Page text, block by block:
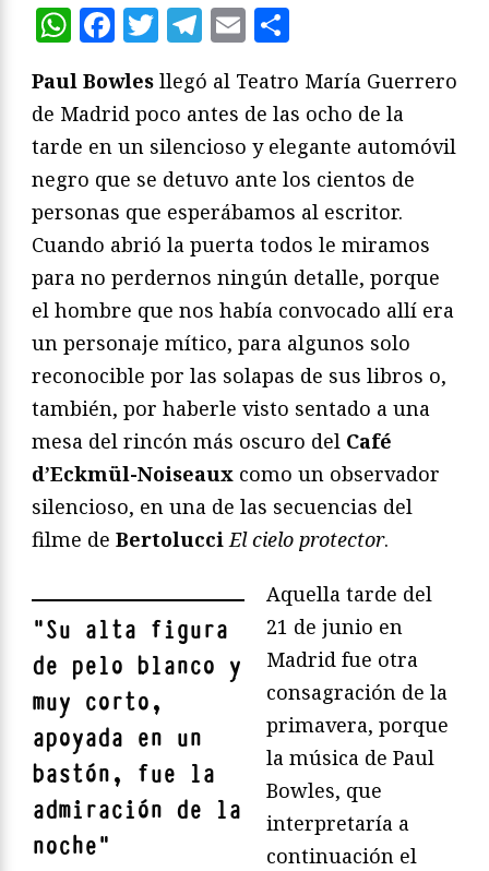
WhatsApp
Facebook
Twitter
Telegram
Email
Paul Bowles llegó al Teatro María Guerrero
de Madrid poco antes de las ocho de la
tarde en un silencioso y elegante automóvil
negro que se detuvo ante los cientos de
personas que esperábamos al escritor.
Cuando abrió la puerta todos le miramos
para no perdernos ningún detalle, porque
el hombre que nos había convocado allí era
un personaje mítico, para algunos solo
reconocible por las solapas de sus libros o,
también, por haberle visto sentado a una
mesa del rincón más oscuro del Café
d’Eckmül-Noiseaux como un observador
silencioso, en una de las secuencias del
filme de BertolucciEl cielo protector.
"Su alta figura
de pelo blanco y
muy corto,
apoyada en un
bastón, fue la
admiración de la
noche"
Aquella tarde del
21 de junio en
Madrid fue otra
consagración de la
primavera, porque
la música de Paul
Bowles, que
interpretaría a
continuación el